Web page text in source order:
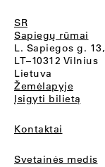
SR
Sapiegų rūmai
L. Sapiegos g. 13,
LT–10312 Vilnius
Lietuva
Žemėlapyje
Įsigyti bilietą
Kontaktai
Svetainės medis